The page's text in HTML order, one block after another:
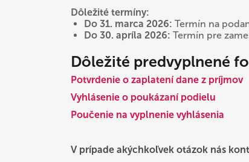
Dôležité termíny:
Do 31. marca 2026: Termín na
Do 30. apríla 2026: Termín pre
Dôležité predvyplnené
Potvrdenie o zaplatení dane z príjmov
Vyhlásenie o poukázaní podielu
Poučenie na vyplnenie vyhlásenia
V prípade akýchkoľvek otázok nás